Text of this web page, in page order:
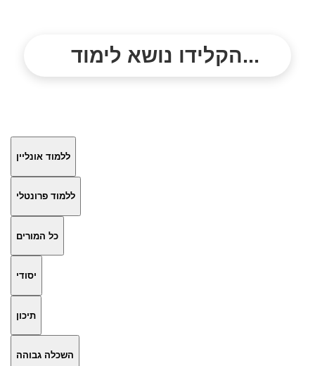
הקלידו נושא לימוד...
ללמוד אונליין
ללמוד פרונטלי
כל המורים
יסודי
תיכון
השכלה גבוהה